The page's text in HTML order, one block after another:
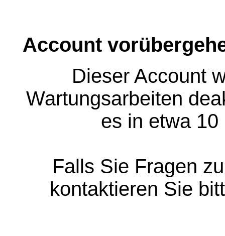
Account
Dieser Account
Wartungsarbeiten
es in etwa
Falls Sie Fragen
kontaktieren Sie